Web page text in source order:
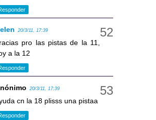
20/3/11, 17:39
pro las pistas de la 11,
a la 12
20/3/11, 17:39
cn la 18 plisss una pistaa